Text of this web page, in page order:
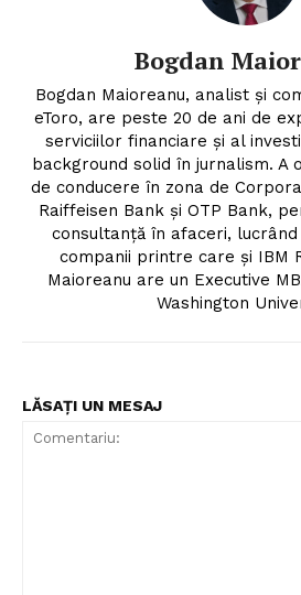
Proiecte editoriale
Rețea
Contact
Bogdan
Bogdan Maioreanu, analist și
eToro, are peste 20 de ani de
serviciilor financiare și al
background solid în jurnalism. A
de conducere în zona de
Raiffeisen Bank și OTP Bank,
consultanță în afaceri,
companii printre care și IBM
Maioreanu are un Executive
Washington
LĂSAȚI UN MESAJ